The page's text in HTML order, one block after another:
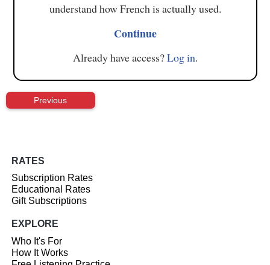
understand how French is actually used.
Continue
Already have access?Log in.
Previous
RATES
Subscription Rates
Educational Rates
Gift Subscriptions
EXPLORE
Who It's For
How It Works